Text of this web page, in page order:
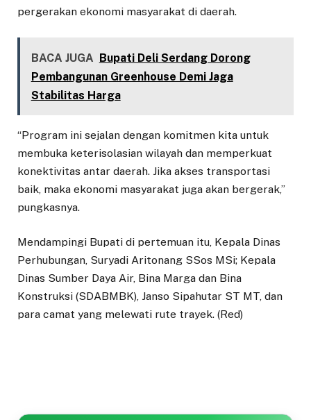
pergerakan ekonomi masyarakat di daerah.
BACA JUGA Bupati Deli Serdang Dorong
Pembangunan Greenhouse Demi Jaga
Stabilitas Harga
“Program ini sejalan dengan komitmen kita untuk
membuka keterisolasian wilayah dan memperkuat
konektivitas antar daerah. Jika akses transportasi
baik, maka ekonomi masyarakat juga akan bergerak,”
pungkasnya.
Mendampingi Bupati di pertemuan itu, Kepala Dinas
Perhubungan, Suryadi Aritonang SSos MSi; Kepala
Dinas Sumber Daya Air, Bina Marga dan Bina
Konstruksi (SDABMBK), Janso Sipahutar ST MT, dan
para camat yang melewati rute trayek. (Red)